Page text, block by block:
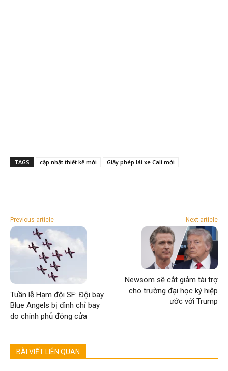
TAGS cập nhật thiết kế mới Giấy phép lái xe Cali mới
Previous article
Tuần lễ Hạm đội SF: Đội bay
Blue Angels bị đình chỉ bay
do chính phủ đóng cửa
Next article
Newsom sẽ cắt giảm tài trợ
cho trường đại học ký hiệp
ước với Trump
BÀI VIẾT LIÊN QUAN